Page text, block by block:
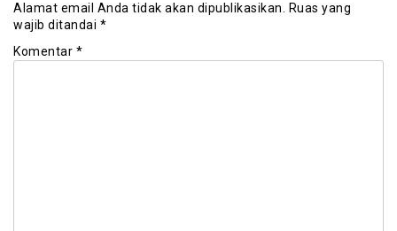
Alamat email Anda tidak akan dipublikasikan.
Ruas yang
wajib ditandai *
Komentar *